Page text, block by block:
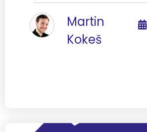
Martin
Kokeš